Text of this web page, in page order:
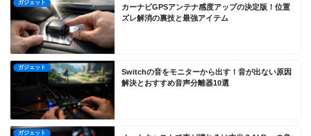
ガジェット
カーナビGPSアンテナ感度アップの決定版！位置
ズレ解消の裏技と最強アイテム
ガジェット
Switchの音をモニターから出す！音が出ない原因
解決とおすすめ音声分離器10選
ガジェット